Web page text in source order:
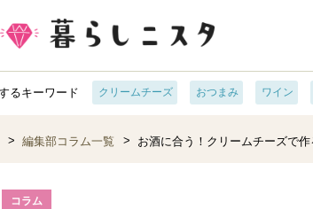
るキーワード クリームチーズ おつまみ ワイン
編集部コラム一覧 お酒に合う！クリームチーズで
コラム